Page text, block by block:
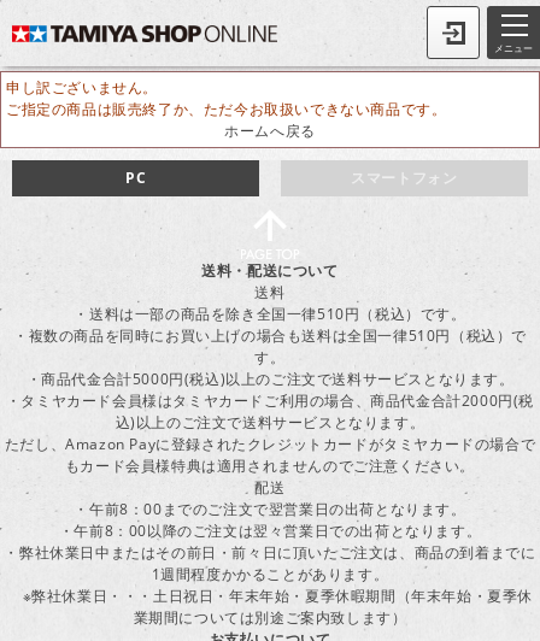
メニュー
申し訳ございません。
ご指定の商品は販売終了か、ただ今お取扱いできない商品です。
ホームへ戻る
スマートフォン
PC
送料・配送について
送料
・送料は一部の商品を除き全国一律510円（税込）です。
・複数の商品を同時にお買い上げの場合も送料は全国一律510円（税込）で
す。
・商品代金合計5000円(税込)以上のご注文で送料サービスとなります。
・タミヤカード会員様はタミヤカードご利用の場合、商品代金合計2000円(税
込)以上のご注文で送料サービスとなります。
ただし、Amazon Payに登録されたクレジットカードがタミヤカードの場合で
もカード会員様特典は適用されませんのでご注意ください。
配送
・午前8：00までのご注文で翌営業日の出荷となります。
・午前8：00以降のご注文は翌々営業日での出荷となります。
・弊社休業日中またはその前日・前々日に頂いたご注文は、商品の到着までに
1週間程度かかることがあります。
※弊社休業日・・・土日祝日・年末年始・夏季休暇期間（年末年始・夏季休
業期間については別途ご案内致します）